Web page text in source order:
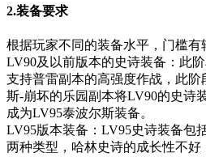
2.装备要求
根据玩家不同的装备水平，门槛有
LV90及以前版本的史诗装备：此
支持普雷副本的高强度作战，此
斯-崩坏的乐园副本将LV90的史诗
成为LV95泰波尔斯装备。
LV95版本装备：LV95史诗装备包
两种类型，哈林史诗的成长性不